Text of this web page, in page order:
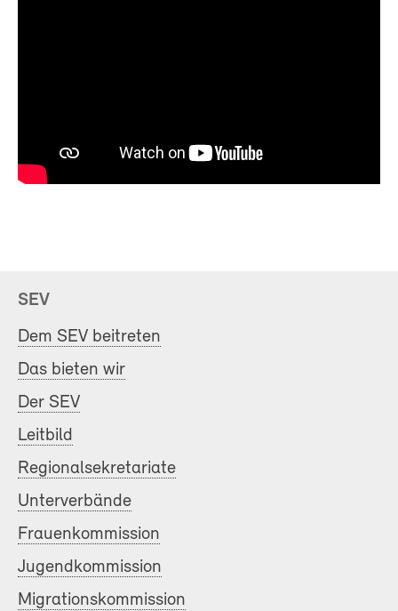
SEV
Dem SEV beitreten
Das bieten wir
Der SEV
Leitbild
Regionalsekretariate
Unterverbände
Frauenkommission
Jugendkommission
Migrationskommission